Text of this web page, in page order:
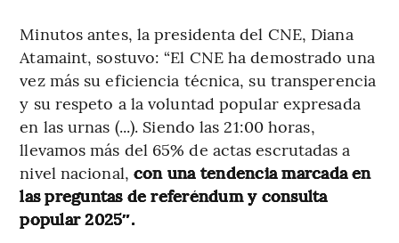
Minutos antes, la presidenta del CNE, Diana
Atamaint, sostuvo: “El CNE ha demostrado una
vez más su eficiencia técnica, su transperencia
y su respeto a la voluntad popular expresada
en las urnas (...). Siendo las 21:00 horas,
llevamos más del 65% de actas escrutadas a
nivel nacional, con una tendencia marcada en
las preguntas de referéndum y consulta
popular 2025″.